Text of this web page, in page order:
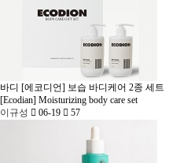
바디 [에코디언] 보습 바디케어 2종 세트
[Ecodian] Moisturizing body care set
이규성
06-19 57